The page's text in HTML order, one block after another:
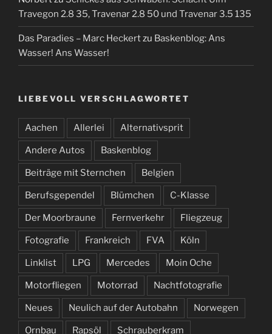
Travegon 2.8 35, Travenar 2.8 50 und Travenar 3.5 135
Das Paradies – Marc Heckertzu Baskenblog: Ans
Wasser! Ans Wasser!
LIEBEVOLL VERSCHLAGWORTET
Aachen Allerlei Alternativsprit
Andere Autos Baskenblog
Beiträge mit Sternchen Belgien
Berufsgependel Blümchen C-Klasse
Der Moorbraune Fernverkehr Fliegzeug
Fotografie Frankreich FVA Köln
Linklist LPG Mercedes Moin Oche
Motorfliegen Motorrad Nachtfotografie
Neues Neulich auf der Autobahn Norwegen
Ornbau Rapsöl Schrauberkram